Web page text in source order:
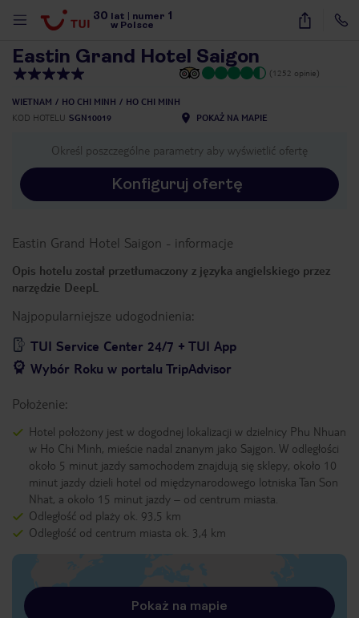
30 lat numer 1
w Polsce
27
Eastin Grand Hotel Saigon
(1252 opinie)
WIETNAM HO CHI MINH
HO CHI MINH
KOD HOTELU SGN10019 POKAŻ NA MAPIE
Określ poszczególne parametry aby wyświetlić ofertę
Konfiguruj ofertę
Eastin Grand Hotel Saigon - informacje
Opis hotelu został przetłumaczony z języka angielskiego przez
narzędzie DeepL
Najpopularniejsze udogodnienia:
TUI Service Center 24/7 + TUI App
Wybór Roku w portalu TripAdvisor
Położenie:
Hotel położony jest w dogodnej lokalizacji w dzielnicy Phu Nhuan
w Ho Chi Minh, mieście nadal znanym jako Sajgon. W odległości
około 5 minut jazdy samochodem znajdują się sklepy, około 10
minut jazdy dzieli hotel od międzynarodowego lotniska Tan Son
Nhat, a około 15 minut jazdy – od centrum miasta.
Odległość od plaży ok. 93,5 km
Odległość od centrum miasta ok. 3,4 km
Pokaż na mapie